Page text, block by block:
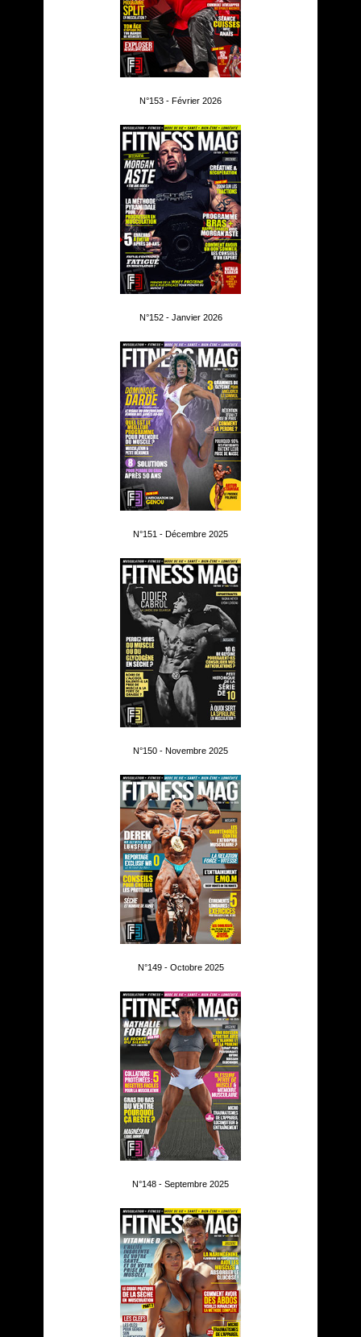
N°153 - Février 2026
N°152 - Janvier 2026
N°151 - Décembre 2025
N°150 - Novembre 2025
N°149 - Octobre 2025
N°148 - Septembre 2025